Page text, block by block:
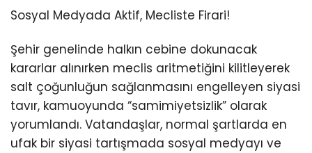
Sosyal Medyada Aktif, Mecliste Firari!
Şehir genelinde halkın cebine dokunacak
kararlar alınırken meclis aritmetiğini kilitleyerek
salt çoğunluğun sağlanmasını engelleyen siyasi
tavır, kamuoyunda “samimiyetsizlik” olarak
yorumlandı. Vatandaşlar, normal şartlarda en
ufak bir siyasi tartışmada sosyal medyayı ve